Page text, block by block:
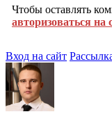
Чтобы оставлять
авторизоваться на
Вход на сайт